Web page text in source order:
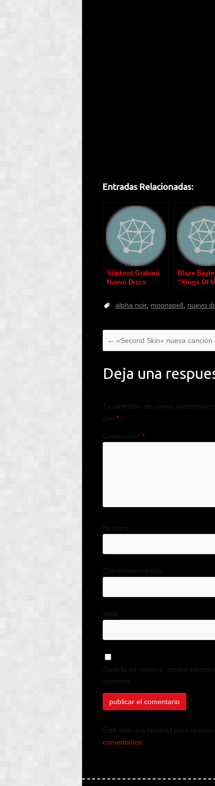
Entradas Relacionadas:
Slipknot Grabará
Nuevo Disco
Blaze
“Kings Of
alpha noir, moonspell, nuevo
← «Second Skin» nueva
Deja una
Tu dirección de correo electrónico
con*
Comentario*
Nombre
Correo electrónico
Web
Guarda mi nombre, correo
comente.
Este sitio usa Akismet para
comentarios